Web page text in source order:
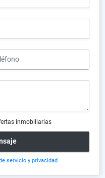
inmobiliarias
servicio y privacidad